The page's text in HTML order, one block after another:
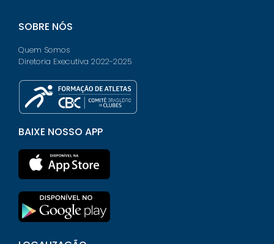
SOBRE NÓS
Quem Somos
Diretoria Executiva 2022-2025
BAIXE NOSSO APP